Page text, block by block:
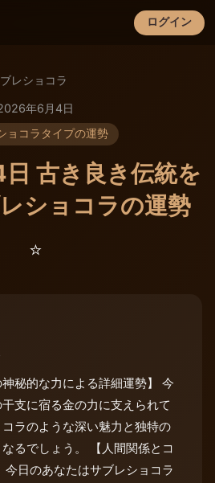
ログイン
×
レショコラ
年6月4日
ョコラタイプの運勢
古き良き伝統を
ショコラの運勢
⭐️
神秘的な力による詳細運勢】 今
支に宿る金の力に支えられて
ラのような深い魅力と独特の
るでしょう。 【人間関係とコ
今日のあなたはサブレショコラ